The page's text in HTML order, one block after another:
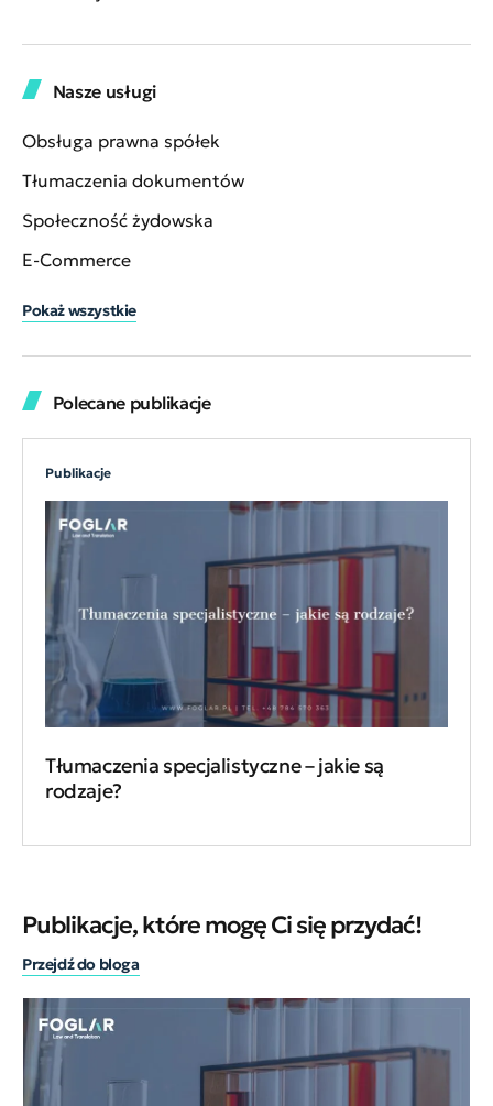
Nasze usługi
Obsługa prawna spółek
Tłumaczenia dokumentów
Społeczność żydowska
E-Commerce
Pokaż wszystkie
Polecane publikacje
Publikacje
Tłumaczenia specjalistyczne – jakie są
rodzaje?
Publikacje, które mogę Ci się przydać!
Przejdź do bloga